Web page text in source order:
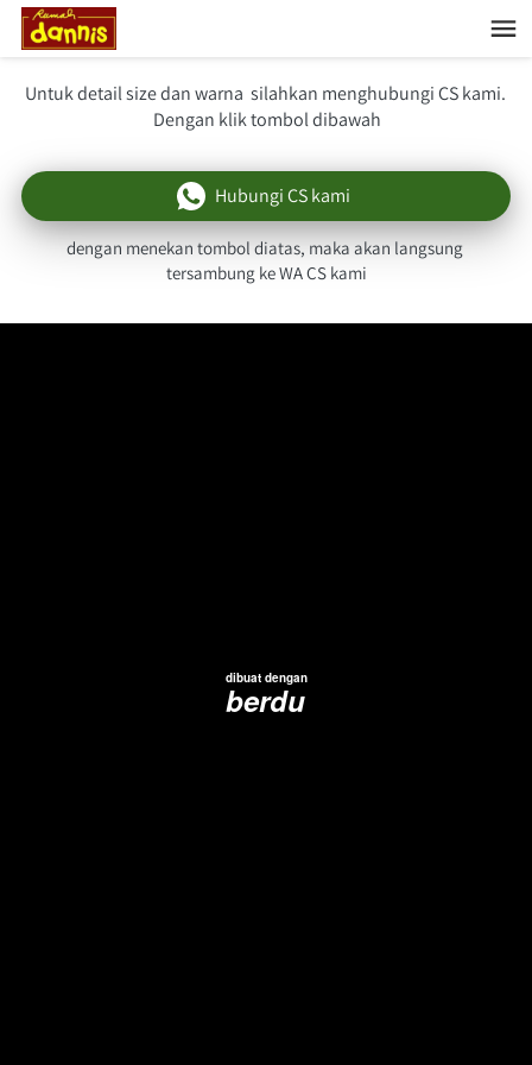
Untuk detail size dan warna  silahkan menghubungi CS kami.
Dengan klik tombol dibawah
` Hubungi CS kami
dengan menekan tombol diatas, maka akan langsung
tersambung ke WA CS kami
dibuat dengan
berdu